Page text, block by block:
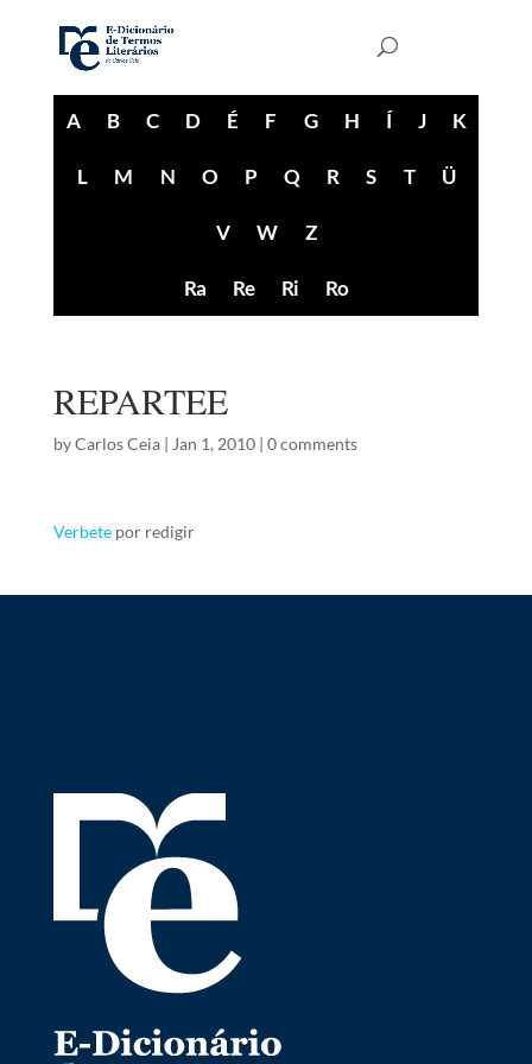
A B C D É F G H Í J K
L M N O P Q R S T Ü
V W Z
Ra Re Ri Ro
REPARTEE
byCarlos Ceia| Jan 1, 2010| 0 comments
Verbetepor redigir